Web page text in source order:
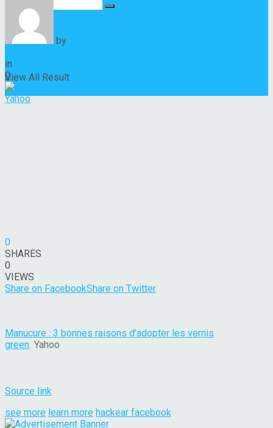
No Result
View All Result
by
in
0
0
SHARES
0
VIEWS
Share on FacebookShare on Twitter
Manucure : 3 bonnes raisons d’adopter les vernis
green Yahoo
Source link
see more learn more hackear facebook